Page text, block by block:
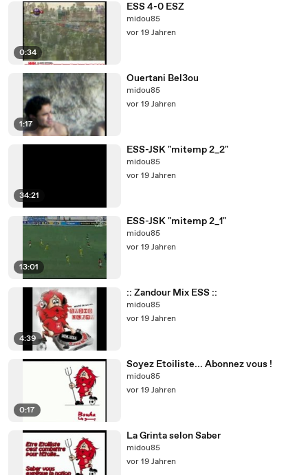
0:34
ESS 4-0 ESZ
midou85
vor 19 Jahren
1:17
Ouertani Bel3ou
midou85
vor 19 Jahren
34:21
ESS-JSK "mitemp 2_2"
midou85
vor 19 Jahren
13:01
ESS-JSK "mitemp 2_1"
midou85
vor 19 Jahren
4:39
:: Zandour Mix ESS ::
midou85
vor 19 Jahren
0:17
Soyez Etoiliste... Abonnez vous !
midou85
vor 19 Jahren
La Grinta selon Saber
midou85
vor 19 Jahren